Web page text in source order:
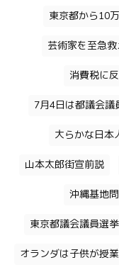
東京都から10
芸術家を至急救
消費税に
7月4日は都議会議
大らかな日本
山本太郎街宣前説
沖縄基地
東京都議会議員選
オランダは子供が授